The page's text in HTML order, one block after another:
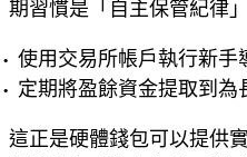
期習慣是「自主保管紀律
使用交易所帳戶執行新手
定期將盈餘資金提取到為
這正是硬體錢包可以提供